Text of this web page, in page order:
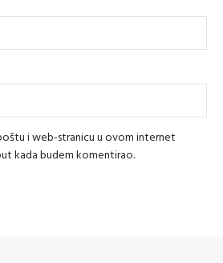
i web-stranicu u ovom internet
kada budem komentirao.